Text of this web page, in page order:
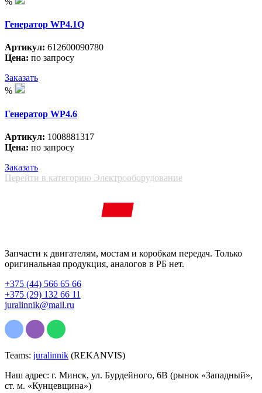
Генератор WP4.1Q
Артикул: 612600090780
Цена: по запросу
Заказать
%
Генератор WP4.6
Артикул: 1008881317
Цена: по запросу
Заказать
Перейти в категорию Электрооборудование
Запчасти к двигателям, мостам и коробкам передач. Только
оригинальная продукция, аналогов в РБ нет.
+375 (44) 566 65 66
+375 (29) 132 66 11
juralinnik@mail.ru
Teams: juralinnik (REKANVIS)
Наш адрес: г. Минск, ул. Бурдейного, 6В (рынок «Западный»,
ст. м. «Кунцевщина»)